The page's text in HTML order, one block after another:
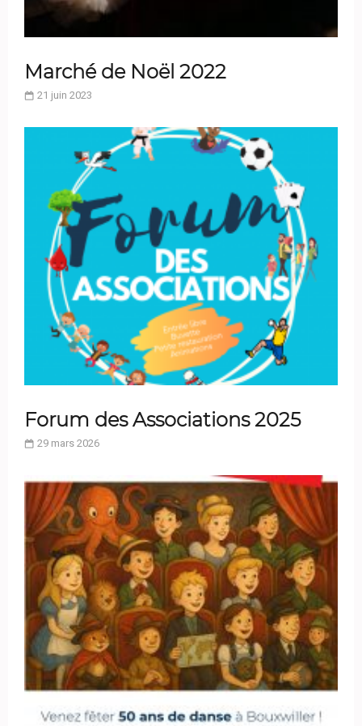
Marché de Noël 2022
21 juin 2023
Forum des Associations 2025
29 mars 2026